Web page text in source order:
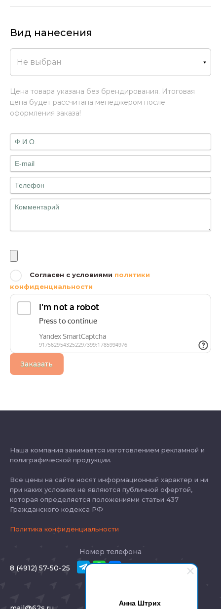
Анна Штрих
Вид нанесения
Не выбран
Цена товара указана без брендирования. Итоговая
цена будет рассчитана менеджером после
оформления заказа!
Согласен с условиями политики
конфиденциальности
Заказать
Наша компания занимается изготовлением рекламной и
полиграфической продукции.
Все цены на сайте носят информационный характер и ни
при каких условиях не являются публичной офертой,
которая определяется положениями статьи 437
Гражданского кодекса РФ
Политика конфиденциальности
Номер телефона
8 (4912) 57-50-25